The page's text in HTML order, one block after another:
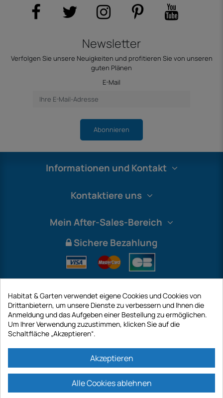
Newsletter
Verfolgen Sie unsere Neuigkeiten und profitieren Sie von unseren
guten Plänen
E-Mail
Abonnieren
Informationen und Kontakt
Kontaktiere uns
Mein After-Sales-Bereich
Sichere Bezahlung
International
Habitat & Garten verwendet eigene Cookies und Cookies von
Drittanbietern, um unsere Dienste zu verbessern und Ihnen die
Anmeldung und das Aufgeben einer Bestellung zu ermöglichen.
Um Ihrer Verwendung zuzustimmen, klicken Sie auf die
Schaltfläche „Akzeptieren“.
Akzeptieren
Alle Cookies ablehnen